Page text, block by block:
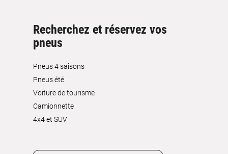
Recherchez et réservez vos
pneus
Pneus 4 saisons
Pneus été
Voiture de tourisme
Camionnette
4x4 et SUV